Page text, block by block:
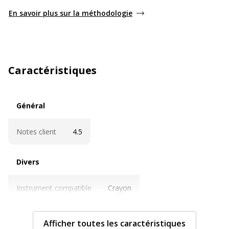
En savoir plus sur la méthodologie
Caractéristiques
Général
Notes client 4.5
Divers
Instrument compatible Crayon
Informations sur les services
Informations sur les services
Afficher toutes les caractéristiques